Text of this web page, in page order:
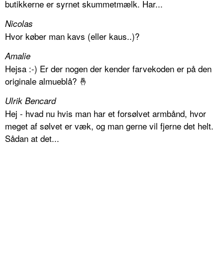
butikkerne er syrnet skummetmælk. Har...
Nicolas
Hvor køber man kavs (eller kaus..)?
Amalie
Hejsa :-) Er der nogen der kender farvekoden er på den
originale almueblå? 🤞
Ulrik Bencard
Hej - hvad nu hvis man har et forsølvet armbånd, hvor
meget af sølvet er væk, og man gerne vil fjerne det helt.
Sådan at det...